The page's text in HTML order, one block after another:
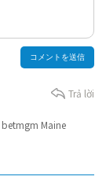
betmgm Maine
Trả lời